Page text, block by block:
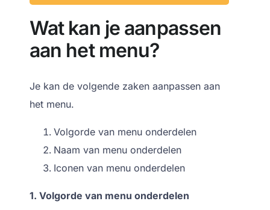
Wat kan je aanpassen
aan het menu?
Je kan de volgende zaken aanpassen aan
het menu.
Volgorde van menu onderdelen
Naam van menu onderdelen
Iconen van menu onderdelen
1. Volgorde van menu onderdelen